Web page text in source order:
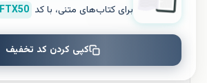
برای کتاب‌های متنی، با کد FTX50
کپی کردن کد تخفیف